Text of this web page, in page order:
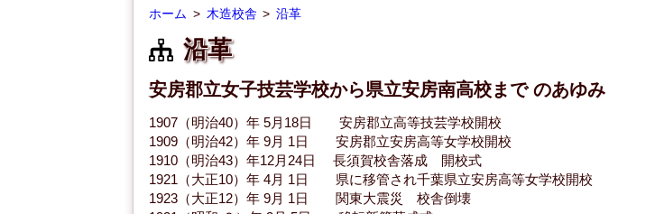
ホーム 木造校舎 沿革
沿革
安房郡立女子技芸学校から県立安房南高校まで のあゆみ
1907（明治40）年 5月18日 安房郡立高等技芸学校開校
1909（明治42）年 9月 1日 安房郡立安房高等女学校開校
1910（明治43）年12月24日 長須賀校舎落成 開校式
1921（大正10）年 4月 1日 県に移管され千葉県立安房高等女学校開校
1923（大正12）年 9月 1日 関東大震災 校舎倒壊